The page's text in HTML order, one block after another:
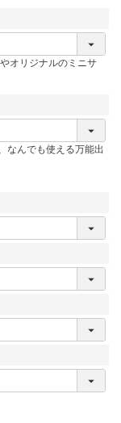
オリジナルのミニサ
なんでも使える万能出